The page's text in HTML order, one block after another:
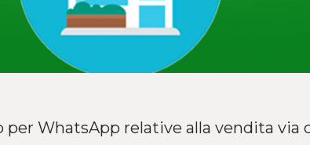
per WhatsApp relative alla vendita via